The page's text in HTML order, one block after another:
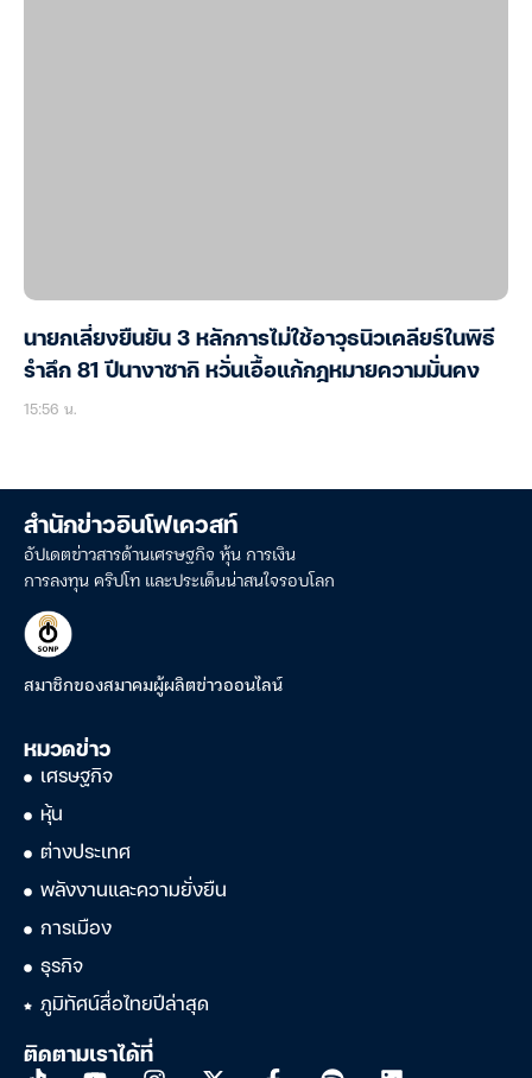
นายกเลี่ยงยืนยัน 3 หลักการไม่ใช้อาวุธนิวเคลียร์ในพิธี
รำลึก 81 ปีนางาซากิ หวั่นเอื้อแก้กฎหมายความมั่นคง
15:56 น.
สำนักข่าวอินโฟเควสท์
อัปเดตข่าวสารด้านเศรษฐกิจ หุ้น การเงิน
การลงทุน คริปโท และประเด็นน่าสนใจรอบโลก
สมาชิกของสมาคมผู้ผลิตข่าวออนไลน์
หมวดข่าว
เศรษฐกิจ
หุ้น
ต่างประเทศ
พลังงานและความยั่งยืน
การเมือง
ธุรกิจ
ภูมิทัศน์สื่อไทยปีล่าสุด
ติดตามเราได้ที่